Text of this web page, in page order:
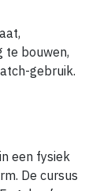
te bouwen,
gebruik.
een fysiek
De cursus